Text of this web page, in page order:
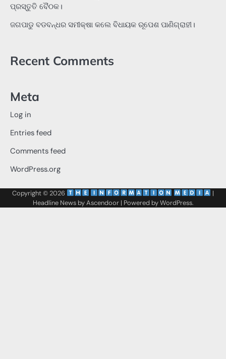
ପ୍ରସ୍ତୁତି ବୈଠକ।
ଜଗପାଡୁ ବଡବନ୍ଧର ସମୀକ୍ଷା କଲେ ବିଧାୟକ ରୂପେଶ ପାଣିଗ୍ରାହୀ।
Recent Comments
Meta
Log in
Entries feed
Comments feed
WordPress.org
Copyright © 2026
|
Headline News byAscendoor| Powered byWordPress.